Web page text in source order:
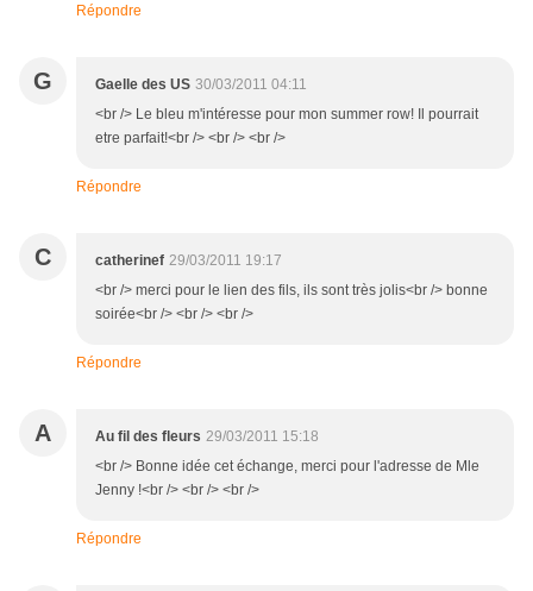
Répondre
G Gaelle des US 30/03/2011 04:11
<br /> Le bleu m'intéresse pour mon summer row! Il pourrait
etre parfait!<br /> <br /> <br />
Répondre
C catherinef 29/03/2011 19:17
<br /> merci pour le lien des fils, ils sont très jolis<br /> bonne
soirée<br /> <br /> <br />
Répondre
A Au fil des fleurs 29/03/2011 15:18
<br /> Bonne idée cet échange, merci pour l'adresse de Mle
Jenny !<br /> <br /> <br />
Répondre